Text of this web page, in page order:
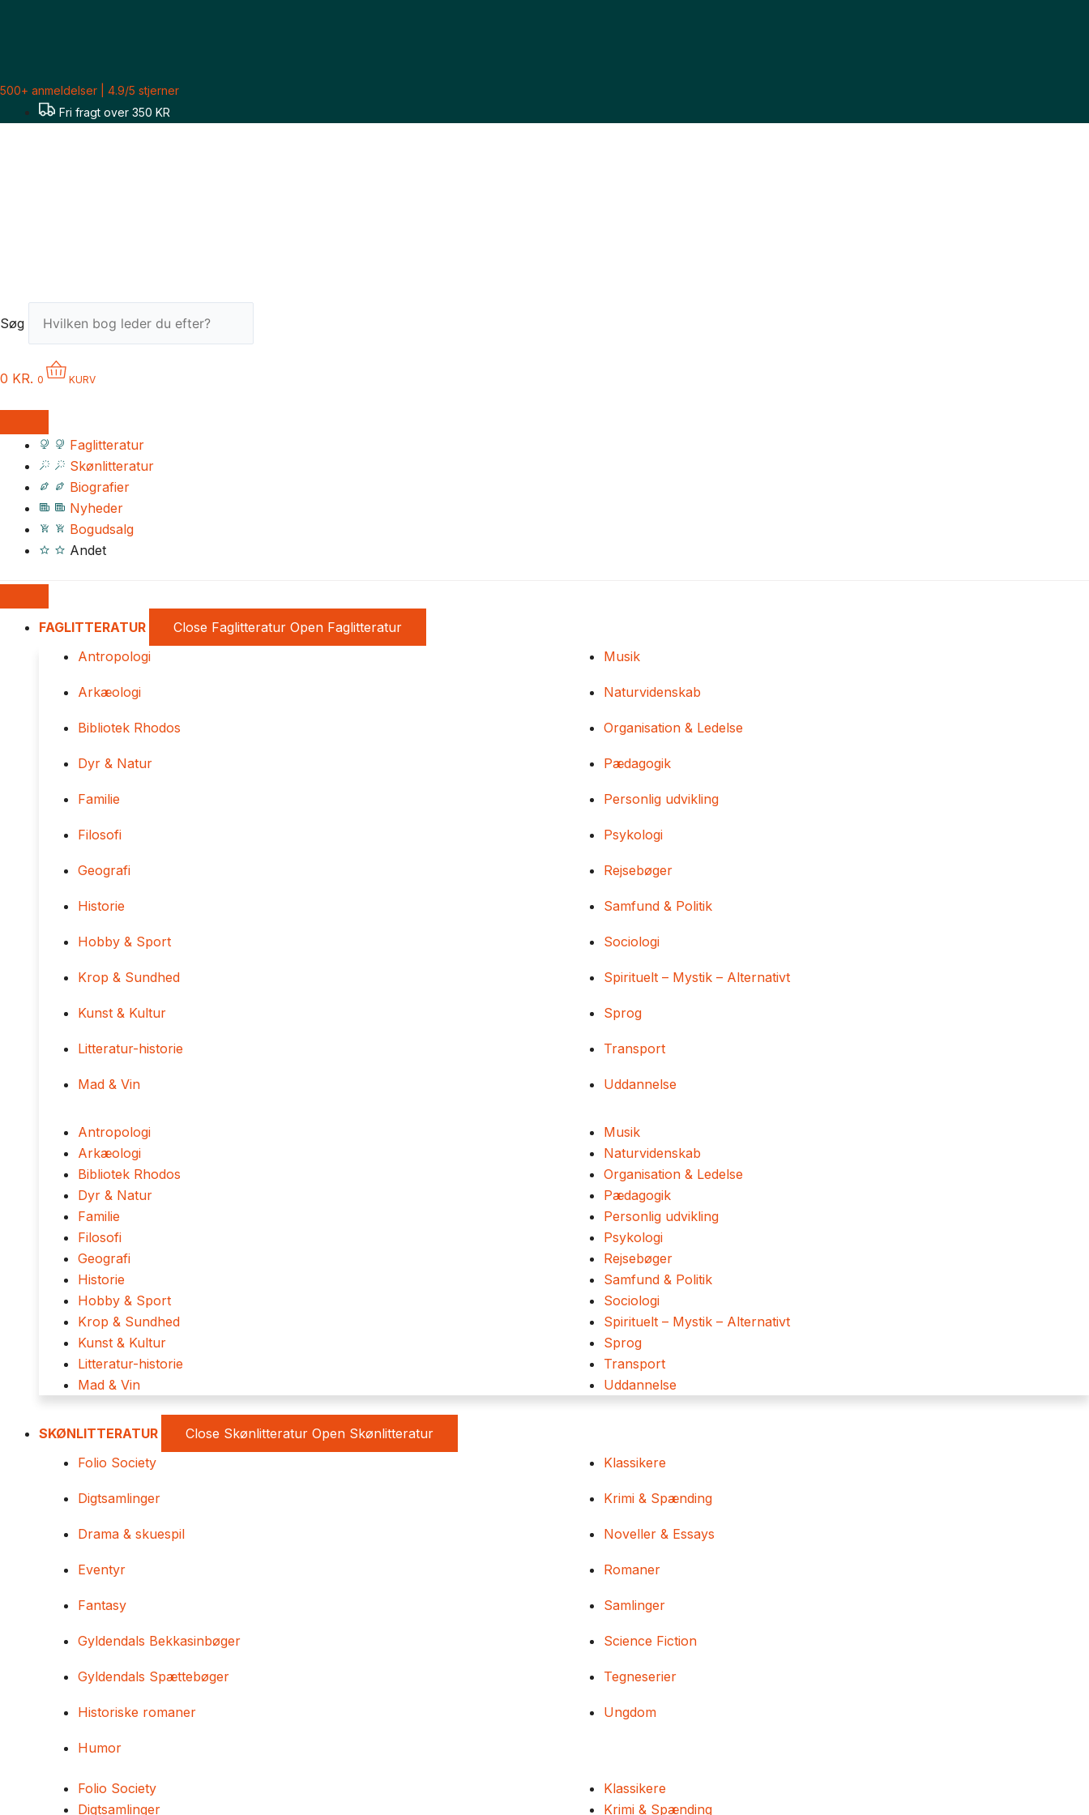
500+ anmeldelser | 4.9/5 stjerner
Fri fragt over 350 KR
Søg
0 KR. 0 KURV
Faglitteratur
Skønlitteratur
Biografier
Nyheder
Bogudsalg
Andet
FAGLITTERATUR Close Faglitteratur Open Faglitteratur
Antropologi
Arkæologi
Bibliotek Rhodos
Dyr & Natur
Familie
Filosofi
Geografi
Historie
Hobby & Sport
Krop & Sundhed
Kunst & Kultur
Litteratur-historie
Mad & Vin
Musik
Naturvidenskab
Organisation & Ledelse
Pædagogik
Personlig udvikling
Psykologi
Rejsebøger
Samfund & Politik
Sociologi
Spirituelt – Mystik – Alternativt
Sprog
Transport
Uddannelse
Antropologi
Arkæologi
Bibliotek Rhodos
Dyr & Natur
Familie
Filosofi
Geografi
Historie
Hobby & Sport
Krop & Sundhed
Kunst & Kultur
Litteratur-historie
Mad & Vin
Musik
Naturvidenskab
Organisation & Ledelse
Pædagogik
Personlig udvikling
Psykologi
Rejsebøger
Samfund & Politik
Sociologi
Spirituelt – Mystik – Alternativt
Sprog
Transport
Uddannelse
SKØNLITTERATUR Close Skønlitteratur Open Skønlitteratur
Folio Society
Digtsamlinger
Drama & skuespil
Eventyr
Fantasy
Gyldendals Bekkasinbøger
Gyldendals Spættebøger
Historiske romaner
Humor
Klassikere
Krimi & Spænding
Noveller & Essays
Romaner
Samlinger
Science Fiction
Tegneserier
Ungdom
Folio Society
Digtsamlinger
Klassikere
Krimi & Spænding